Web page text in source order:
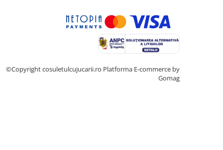
©Copyright cosuletulcujucarii.ro Platforma E-commerce by
Gomag